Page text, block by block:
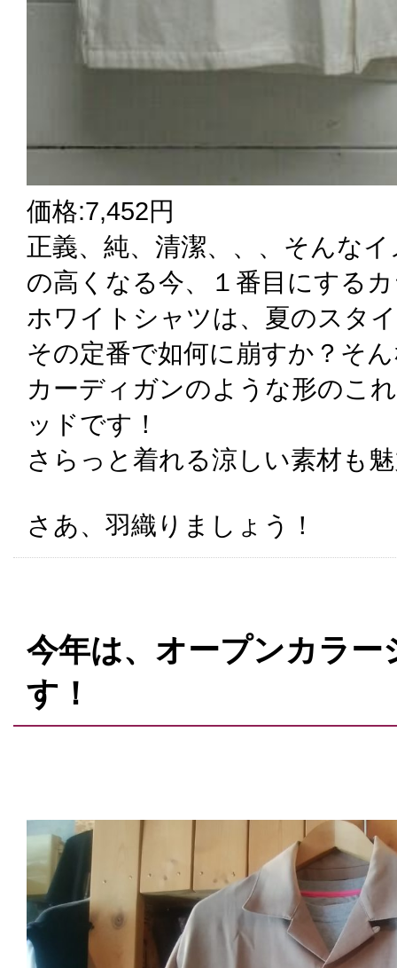
価格:7,452円
正義、純、清潔、、、そんな
の高くなる今、１番目にする
ホワイトシャツは、夏のスタ
その定番で如何に崩すか？そ
カーディガンのような形のこ
ッドです！
さらっと着れる涼しい素材も
さあ、羽織りましょう！
今年は、オープンカラ
す！